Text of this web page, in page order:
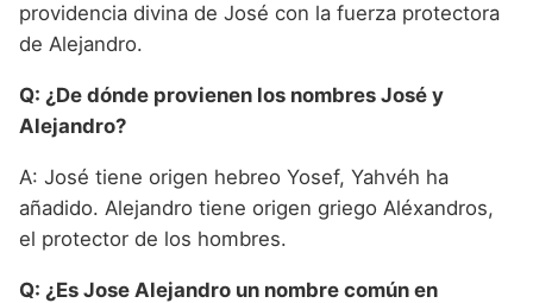
providencia divina de José con la fuerza protectora
de Alejandro.
Q: ¿De dónde provienen los nombres José y
Alejandro?
A: José tiene origen hebreo Yosef, Yahvéh ha
añadido. Alejandro tiene origen griego Aléxandros,
el protector de los hombres.
Q: ¿Es Jose Alejandro un nombre común en